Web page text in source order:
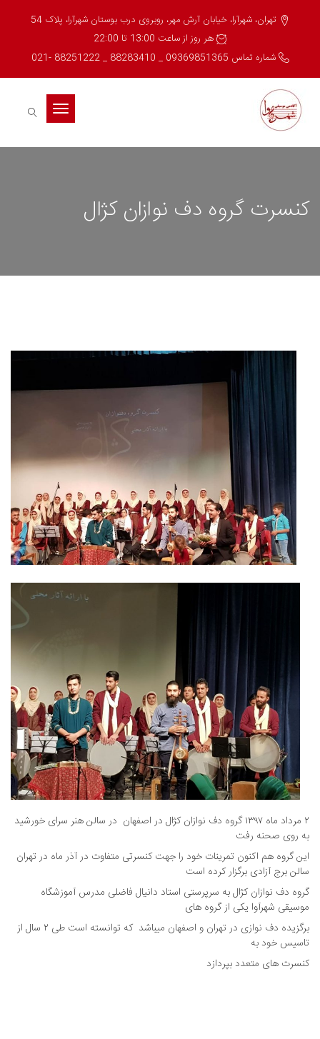
تهران، شهرآرا، خیابان آرش مهر، روبروی درب بوستان شهرآرا، پلاک 54
هر روز از ساعت 13:00 تا 22:00
شماره تماس 09369851365 _ 88283410 _ 88251222 -021
Toggle
navigation
کنسرت گروه دف نوازان کژال
۲ مرداد ماه ۱۳۹۷ گروه دف نوازان کژال در اصفهان در سالن هنر سرای خورشید
به روی صحنه رفت
این گروه هم اکنون تمرینات خود را جهت کنسرتی متفاوت در آذر ماه در تهران
سالن برج آزادی برگزار کرده است
گروه دف نوازان کژال به سرپرستی استاد دانیال فاضلی مدرس آموزشگاه
موسیقی شهرآوا یکی از گروه های
برگزیده دف نوازی در تهران و اصفهان میباشد که توانسته است طی ۲ سال از
تاسیس خود به
کنسرت های متعدد بپردازد